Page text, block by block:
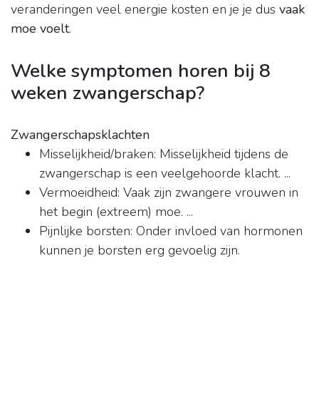
veranderingen veel energie kosten en je je dus vaak
moe voelt.
Welke symptomen horen bij 8
weken zwangerschap?
Zwangerschapsklachten
Misselijkheid/braken: Misselijkheid tijdens de
zwangerschap is een veelgehoorde klacht. ...
Vermoeidheid: Vaak zijn zwangere vrouwen in
het begin (extreem) moe. ...
Pijnlijke borsten: Onder invloed van hormonen
kunnen je borsten erg gevoelig zijn.